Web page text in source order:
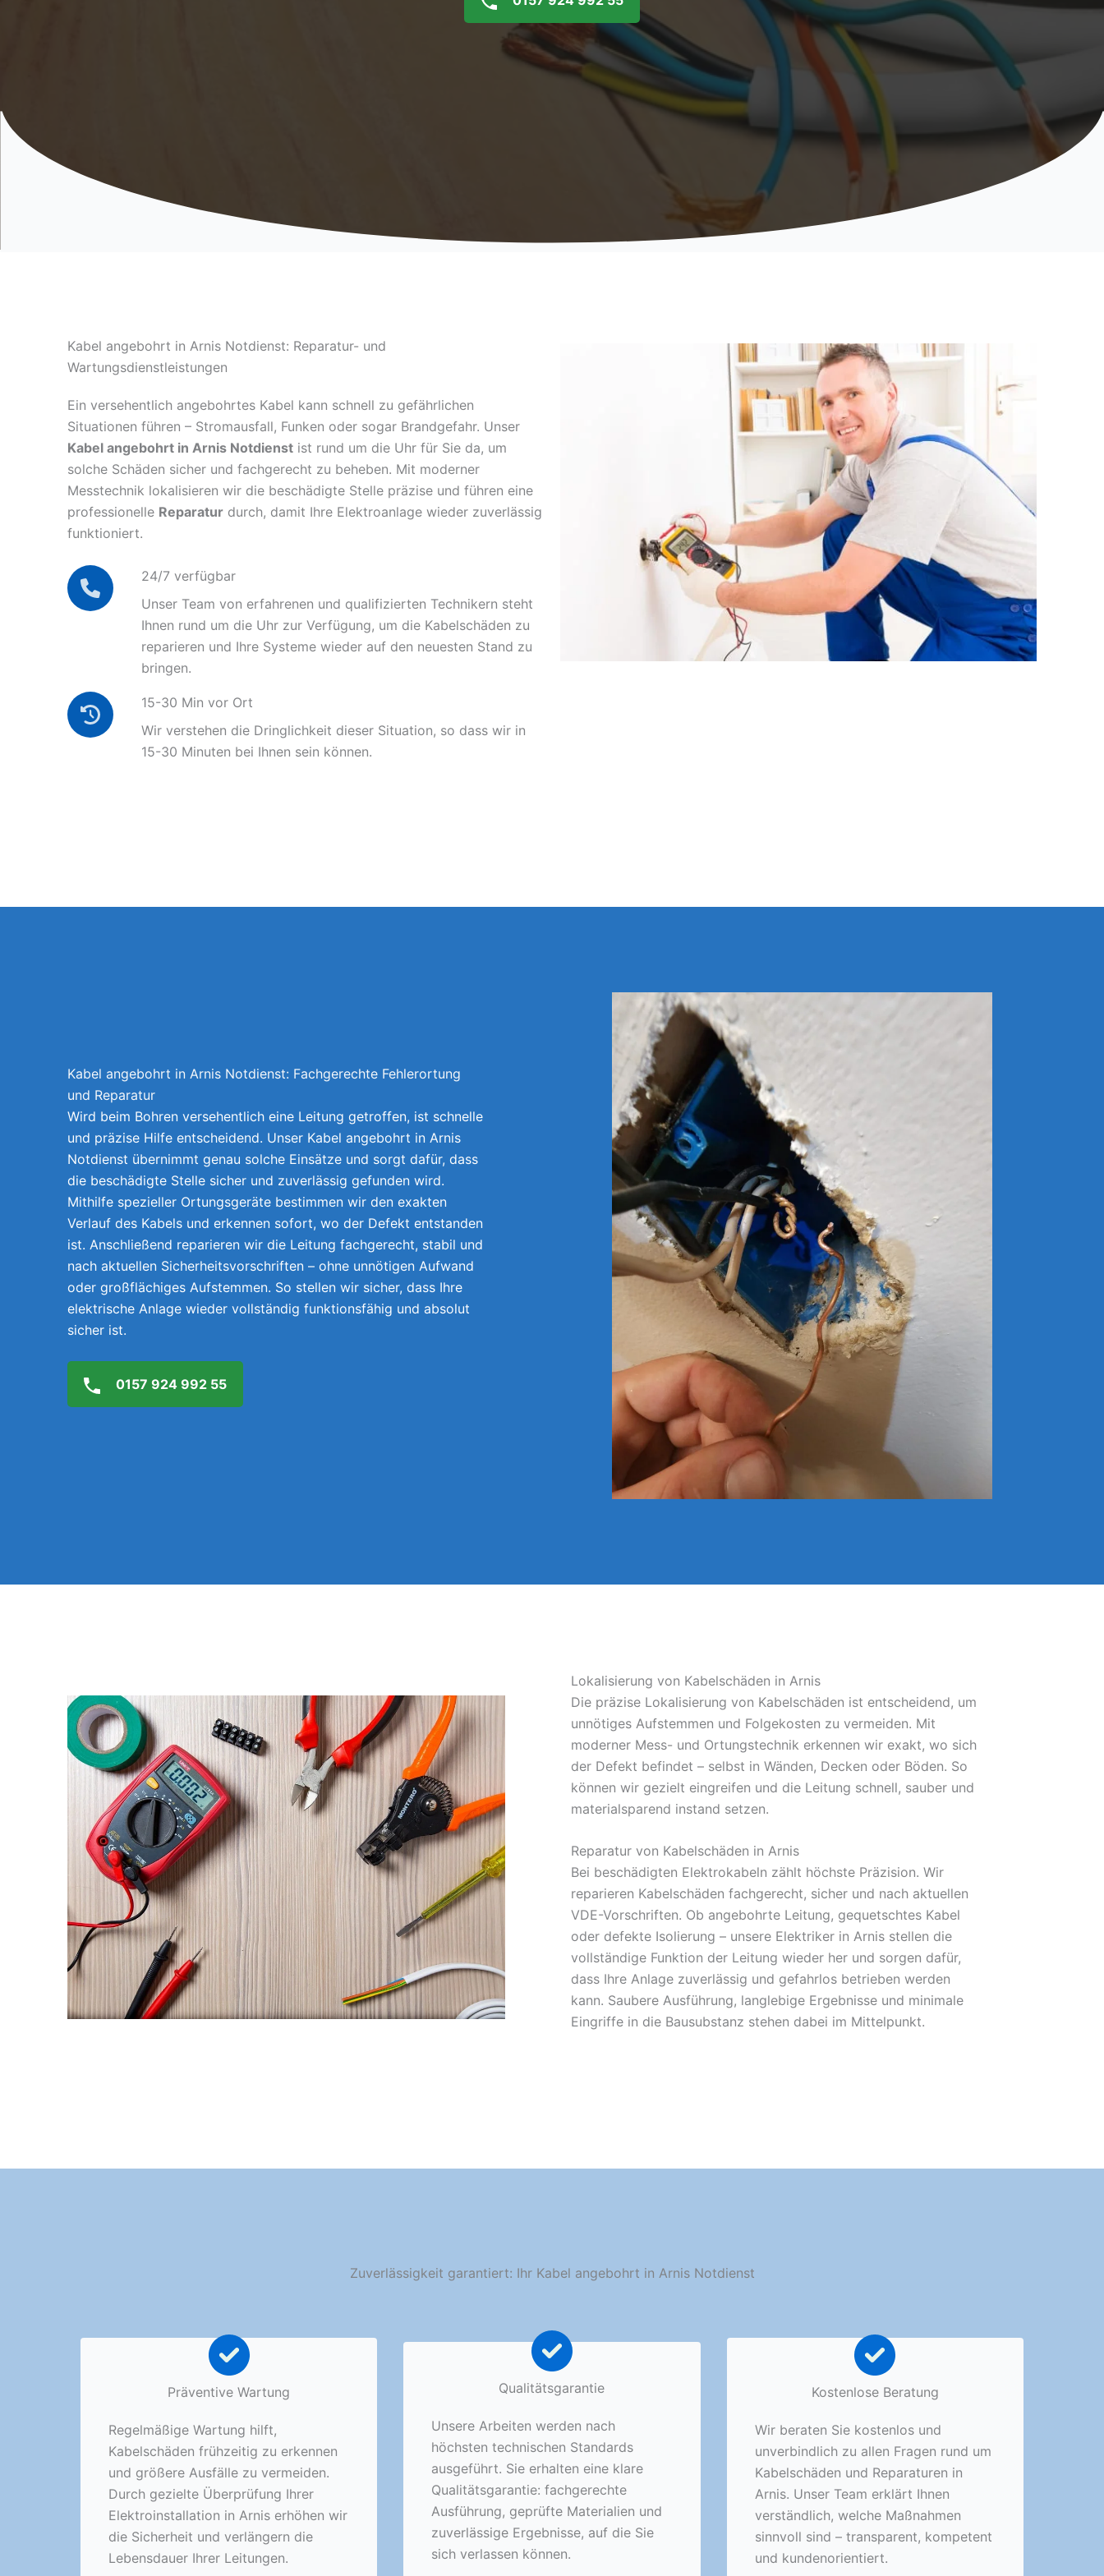
Kabel angebohrt in Arnis Notdienst: Reparatur- und
Wartungsdienstleistungen
Ein versehentlich angebohrtes Kabel kann schnell zu gefährlichen
Situationen führen – Stromausfall, Funken oder sogar Brandgefahr. Unser
Kabel angebohrt in Arnis Notdienst ist rund um die Uhr für Sie da, um
solche Schäden sicher und fachgerecht zu beheben. Mit moderner
Messtechnik lokalisieren wir die beschädigte Stelle präzise und führen eine
professionelle Reparatur durch, damit Ihre Elektroanlage wieder zuverlässig
funktioniert.
24/7 verfügbar
Unser Team von erfahrenen und qualifizierten Technikern steht
Ihnen rund um die Uhr zur Verfügung, um die Kabelschäden zu
reparieren und Ihre Systeme wieder auf den neuesten Stand zu
bringen.
15-30 Min vor Ort
Wir verstehen die Dringlichkeit dieser Situation, so dass wir in
15-30 Minuten bei Ihnen sein können.
Kabel angebohrt in Arnis Notdienst: Fachgerechte Fehlerortung
und Reparatur
Wird beim Bohren versehentlich eine Leitung getroffen, ist schnelle
und präzise Hilfe entscheidend. Unser Kabel angebohrt in Arnis
Notdienst übernimmt genau solche Einsätze und sorgt dafür, dass
die beschädigte Stelle sicher und zuverlässig gefunden wird.
Mithilfe spezieller Ortungsgeräte bestimmen wir den exakten
Verlauf des Kabels und erkennen sofort, wo der Defekt entstanden
ist. Anschließend reparieren wir die Leitung fachgerecht, stabil und
nach aktuellen Sicherheitsvorschriften – ohne unnötigen Aufwand
oder großflächiges Aufstemmen. So stellen wir sicher, dass Ihre
elektrische Anlage wieder vollständig funktionsfähig und absolut
sicher ist.
0157 924 992 55
Lokalisierung von Kabelschäden in Arnis
Die präzise Lokalisierung von Kabelschäden ist entscheidend, um
unnötiges Aufstemmen und Folgekosten zu vermeiden. Mit
moderner Mess- und Ortungstechnik erkennen wir exakt, wo sich
der Defekt befindet – selbst in Wänden, Decken oder Böden. So
können wir gezielt eingreifen und die Leitung schnell, sauber und
materialsparend instand setzen.
Reparatur von Kabelschäden in Arnis
Bei beschädigten Elektrokabeln zählt höchste Präzision. Wir
reparieren Kabelschäden fachgerecht, sicher und nach aktuellen
VDE-Vorschriften. Ob angebohrte Leitung, gequetschtes Kabel
oder defekte Isolierung – unsere Elektriker in Arnis stellen die
vollständige Funktion der Leitung wieder her und sorgen dafür,
dass Ihre Anlage zuverlässig und gefahrlos betrieben werden
kann. Saubere Ausführung, langlebige Ergebnisse und minimale
Eingriffe in die Bausubstanz stehen dabei im Mittelpunkt.
Zuverlässigkeit garantiert: Ihr Kabel angebohrt in Arnis Notdienst
Präventive Wartung
Regelmäßige Wartung hilft,
Kabelschäden frühzeitig zu erkennen
und größere Ausfälle zu vermeiden.
Durch gezielte Überprüfung Ihrer
Elektroinstallation in Arnis erhöhen wir
die Sicherheit und verlängern die
Lebensdauer Ihrer Leitungen.
Qualitätsgarantie
Unsere Arbeiten werden nach
höchsten technischen Standards
ausgeführt. Sie erhalten eine klare
Qualitätsgarantie: fachgerechte
Ausführung, geprüfte Materialien und
zuverlässige Ergebnisse, auf die Sie
sich verlassen können.
Kostenlose Beratung
Wir beraten Sie kostenlos und
unverbindlich zu allen Fragen rund um
Kabelschäden und Reparaturen in
Arnis. Unser Team erklärt Ihnen
verständlich, welche Maßnahmen
sinnvoll sind – transparent, kompetent
und kundenorientiert.